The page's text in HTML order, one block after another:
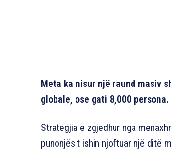
Meta ka nisur një raund masiv
globale, ose gati 8,000 persona.
Strategjia e zgjedhur nga
punonjësit ishin njoftuar një ditë